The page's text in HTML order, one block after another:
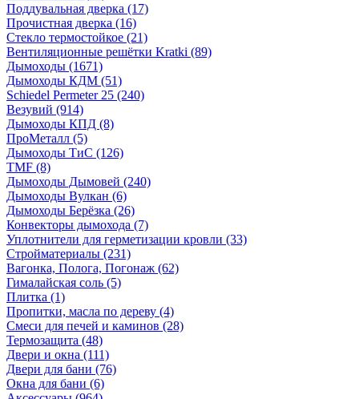
Поддувальная дверка (17)
Прочистная дверка (16)
Стекло термостойкое (21)
Вентиляционные решётки Kratki (89)
Дымоходы (1671)
Дымоходы КДМ (51)
Schiedel Permeter 25 (240)
Везувий (914)
Дымоходы КПД (8)
ПроМеталл (5)
Дымоходы ТиС (126)
TMF (8)
Дымоходы Дымовей (240)
Дымоходы Вулкан (6)
Дымоходы Берёзка (26)
Конвекторы дымохода (7)
Уплотнители для герметизации кровли (33)
Стройматериалы (231)
Вагонка, Полога, Погонаж (62)
Гималайская соль (5)
Плитка (1)
Пропитки, масла по дереву (4)
Смеси для печей и каминов (28)
Термозащита (48)
Двери и окна (111)
Двери для бани (76)
Окна для бани (6)